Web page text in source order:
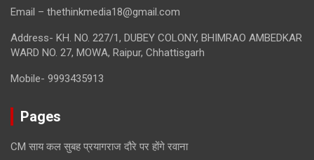
Email – thethinkmedia18@gmail.com
Address- KH. NO. 227/1, DUBEY COLONY, BHIMRAO AMBEDKAR
WARD NO. 27, MOWA, Raipur, Chhattisgarh
Mobile- 9993435913
Pages
CM साय कल सुबह प्रयागराज दौरे पर होंगे रवाना